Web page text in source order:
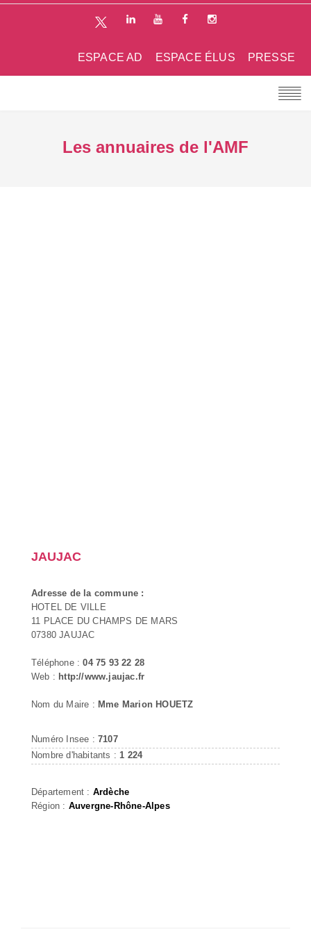
PRESSE
ESPACE ÉLUS
ESPACE AD
Les annuaires de l'AMF
JAUJAC
Adresse de la commune :
HOTEL DE VILLE
11 PLACE DU CHAMPS DE MARS
07380 JAUJAC
Téléphone :04 75 93 22 28
Web : http://www.jaujac.fr
Nom du Maire : Mme Marion HOUETZ
Numéro Insee : 7107
Nombre d'habitants : 1 224
Département : Ardèche
Région : Auvergne-Rhône-Alpes